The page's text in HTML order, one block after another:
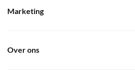
Marketing
Over ons